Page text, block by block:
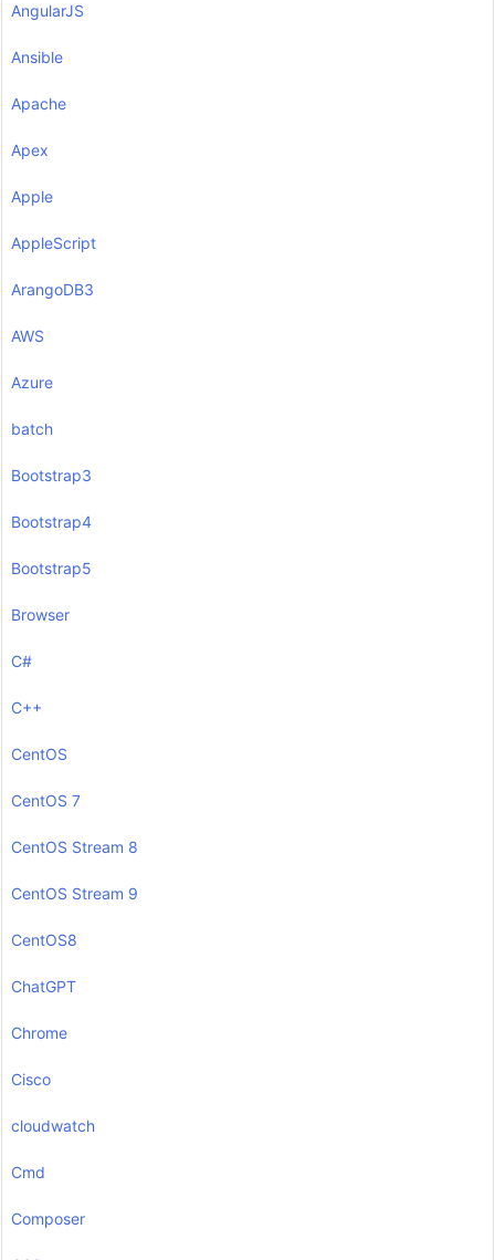
AngularJS
Ansible
Apache
Apex
Apple
AppleScript
ArangoDB3
AWS
Azure
batch
Bootstrap3
Bootstrap4
Bootstrap5
Browser
C#
C++
CentOS
CentOS 7
CentOS Stream 8
CentOS Stream 9
CentOS8
ChatGPT
Chrome
Cisco
cloudwatch
Cmd
Composer